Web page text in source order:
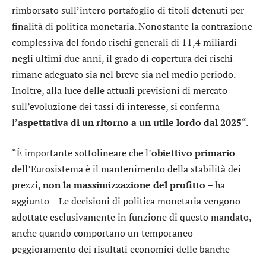
rimborsato sull’intero portafoglio di titoli detenuti per
finalità di politica monetaria. Nonostante la contrazione
complessiva del fondo rischi generali di 11,4 miliardi
negli ultimi due anni, il grado di copertura dei rischi
rimane adeguato sia nel breve sia nel medio periodo.
Inoltre, alla luce delle attuali previsioni di mercato
sull’evoluzione dei tassi di interesse, si conferma
l’aspettativa di un ritorno a un utile lordo dal 2025“.
“È importante sottolineare che l’obiettivo primario
dell’Eurosistema è il mantenimento della stabilità dei
prezzi,non la massimizzazione del profitto – ha
aggiunto – Le decisioni di politica monetaria vengono
adottate esclusivamente in funzione di questo mandato,
anche quando comportano un temporaneo
peggioramento dei risultati economici delle banche